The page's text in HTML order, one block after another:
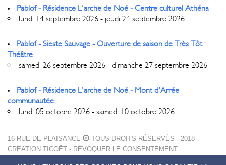
Pablof - Résidence L'arche de Noé - Centre culturel Athéna
lundi 14 septembre 2026 - jeudi 24 septembre 2026
Pablof - Sieste Sauvage - Ouverture de saison de Très Tôt
Théâtre
samedi 26 septembre 2026 - dimanche 27 septembre 2026
Pablof - Résidence L'arche de Noé - Mont d'Arrée
communautée
lundi 05 octobre 2026 - samedi 10 octobre 2026
16 RUE DE PLAISANCE
TOUS DROITS RÉSERVÉS - 2018 -
CRÉATION TICOËT - RÉVOQUER LE CONSENTEMENT